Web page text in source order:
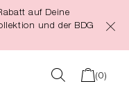
auf Deine
und der BDG
(0)